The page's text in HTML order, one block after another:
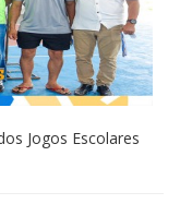
Jogos Escolares